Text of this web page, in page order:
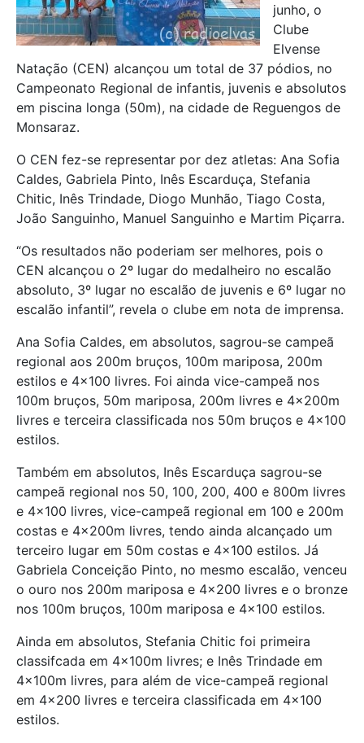
junho, o
Clube
Elvense
Natação (CEN) alcançou um total de 37 pódios, no
Campeonato Regional de infantis, juvenis e absolutos
em piscina longa (50m), na cidade de Reguengos de
Monsaraz.
O CEN fez-se representar por dez atletas: Ana Sofia
Caldes, Gabriela Pinto, Inês Escarduça, Stefania
Chitic, Inês Trindade, Diogo Munhão, Tiago Costa,
João Sanguinho, Manuel Sanguinho e Martim Piçarra.
“Os resultados não poderiam ser melhores, pois o
CEN alcançou o 2º lugar do medalheiro no escalão
absoluto, 3º lugar no escalão de juvenis e 6º lugar no
escalão infantil”, revela o clube em nota de imprensa.
Ana Sofia Caldes, em absolutos, sagrou-se campeã
regional aos 200m bruços, 100m mariposa, 200m
estilos e 4×100 livres. Foi ainda vice-campeã nos
100m bruços, 50m mariposa, 200m livres e 4x200m
livres e terceira classificada nos 50m bruços e 4×100
estilos.
Também em absolutos, Inês Escarduça sagrou-se
campeã regional nos 50, 100, 200, 400 e 800m livres
e 4×100 livres, vice-campeã regional em 100 e 200m
costas e 4x200m livres, tendo ainda alcançado um
terceiro lugar em 50m costas e 4×100 estilos. Já
Gabriela Conceição Pinto, no mesmo escalão, venceu
o ouro nos 200m mariposa e 4×200 livres e o bronze
nos 100m bruços, 100m mariposa e 4×100 estilos.
Ainda em absolutos, Stefania Chitic foi primeira
classifcada em 4x100m livres; e Inês Trindade em
4x100m livres, para além de vice-campeã regional
em 4×200 livres e terceira classificada em 4×100
estilos.